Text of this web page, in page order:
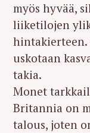
myös hyvää,
liiketilojen
hintakierteen.
uskotaan
takia.
Monet
Britannia on
talous, joten